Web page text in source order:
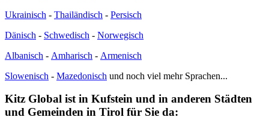
Ukrainisch - Thailändisch - Persisch
Dänisch - Schwedisch - Norwegisch
Albanisch - Amharisch - Armenisch
Slowenisch - Mazedonisch und noch viel mehr Sprachen...
Kitz Global ist in Kufstein und in anderen Städten
und Gemeinden in Tirol für Sie da: